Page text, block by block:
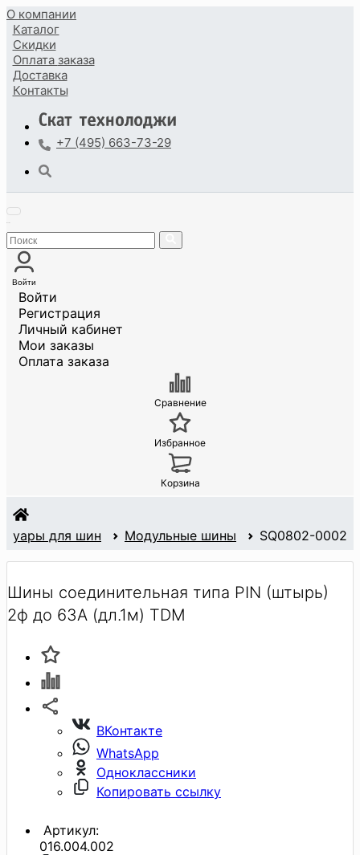
О компании
Каталог
Скидки
Оплата заказа
Доставка
Контакты
+7 (495) 663-73-29
Войти
Войти
Регистрация
Личный кабинет
Мои заказы
Оплата заказа
Сравнение
Избранное
Корзина
для шин Модульные шины SQ0802-0002
Шины соединительная типа PIN (штырь)
2ф до 63А (дл.1м) TDM
ВКонтакте
WhatsApp
Одноклассники
Копировать ссылку
Артикул:
016.004.002